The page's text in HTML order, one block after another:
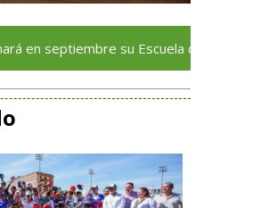
su Escuela de Servicios Turísticos: